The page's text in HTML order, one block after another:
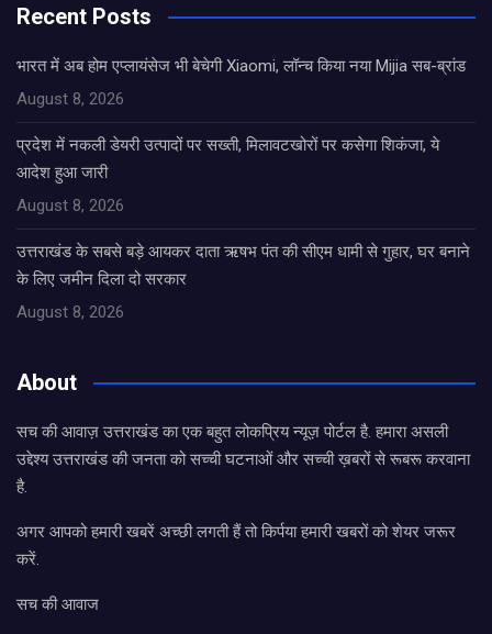
Recent Posts
भारत में अब होम एप्लायंसेज भी बेचेगी Xiaomi, लॉन्च किया नया Mijia सब-ब्रांड
August 8, 2026
प्रदेश में नकली डेयरी उत्पादों पर सख्ती, मिलावटखोरों पर कसेगा शिकंजा, ये
आदेश हुआ जारी
August 8, 2026
उत्तराखंड के सबसे बड़े आयकर दाता ऋषभ पंत की सीएम धामी से गुहार, घर बनाने
के लिए जमीन दिला दो सरकार
August 8, 2026
About
सच की आवाज़ उत्तराखंड का एक बहुत लोकप्रिय न्यूज़ पोर्टल है. हमारा असली
उद्देश्य उत्तराखंड की जनता को सच्ची घटनाओं और सच्ची ख़बरों से रूबरू करवाना
है.
अगर आपको हमारी खबरें अच्छी लगती हैं तो किर्पया हमारी खबरों को शेयर जरूर
करें.
सच की आवाज